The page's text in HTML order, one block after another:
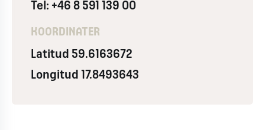
Tel: +46 8 591 139 00
KOORDINATER
Latitud 59.6163672
Longitud 17.8493643